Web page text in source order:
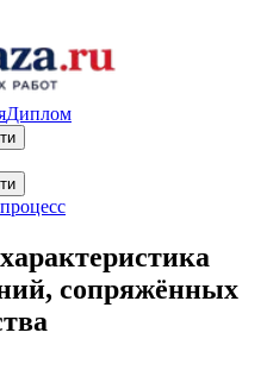
Диплом
сопряжённых